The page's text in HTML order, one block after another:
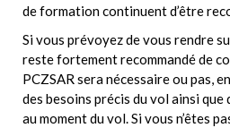
de formation continuent d’être
Si vous prévoyez de vous rendre
reste fortement recommandé de
PCZSAR sera nécessaire ou pas,
des besoins précis du vol ainsi que
au moment du vol. Si vous n’êtes